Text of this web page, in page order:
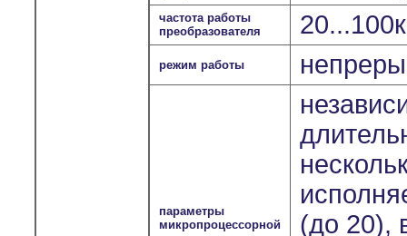
частота работы
преобразователя
режим работы
параметры
микропроцессорной
(до 20),